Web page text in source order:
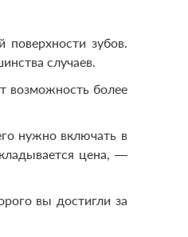
поверхности зубов.
случаев.
возможность более
нужно включать в
цена, —
вы достигли за